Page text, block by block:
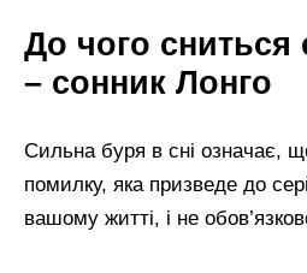
До чого сниться
– сонник Лонго
Сильна буря в сні означає,
помилку, яка призведе до
вашому житті, і не